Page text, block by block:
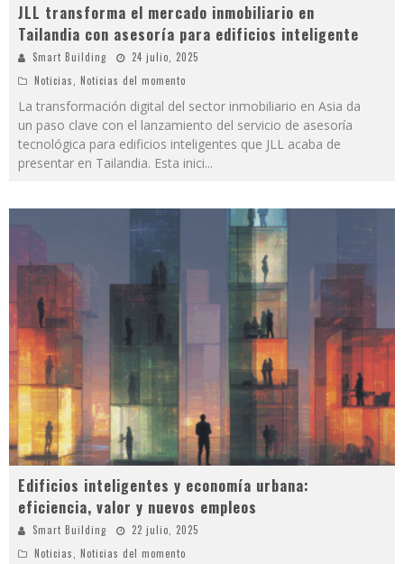
JLL transforma el mercado inmobiliario en
Tailandia con asesoría para edificios inteligente
Smart Building
24 julio, 2025
Noticias
Noticias del momento
La transformación digital del sector inmobiliario en Asia da
un paso clave con el lanzamiento del servicio de asesoría
tecnológica para edificios inteligentes que JLL acaba de
presentar en Tailandia. Esta inici...
Edificios inteligentes y economía urbana:
eficiencia, valor y nuevos empleos
Smart Building
22 julio, 2025
Noticias, Noticias del momento